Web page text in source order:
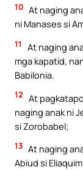
10 At naging
ni Manases si
11
At naging
mga kapatid,
Babilonia.
12 At
naging anak ni
si Zorobabel;
13 At naging
Abiud si